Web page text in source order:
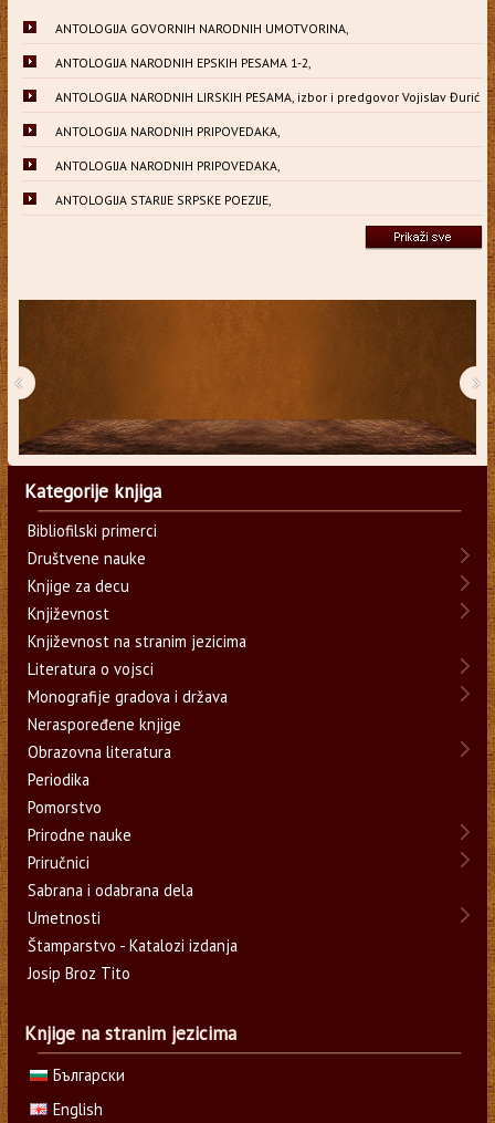
ANTOLOGIJA GOVORNIH NARODNIH UMOTVORINA,
ANTOLOGIJA NARODNIH EPSKIH PESAMA 1-2,
ANTOLOGIJA NARODNIH LIRSKIH PESAMA, izbor i predgovor Vojislav Đurić
ANTOLOGIJA NARODNIH PRIPOVEDAKA,
ANTOLOGIJA NARODNIH PRIPOVEDAKA,
ANTOLOGIJA STARIJE SRPSKE POEZIJE,
‹ ›
Kategorije knjiga
Bibliofilski primerci
Društvene nauke
Knjige za decu
Književnost
Književnost na stranim jezicima
Literatura o vojsci
Monografije gradova i država
Neraspoređene knjige
Obrazovna literatura
Periodika
Pomorstvo
Prirodne nauke
Priručnici
Sabrana i odabrana dela
Umetnosti
Štamparstvo - Katalozi izdanja
Josip Broz Tito
Knjige na stranim jezicima
Български
English